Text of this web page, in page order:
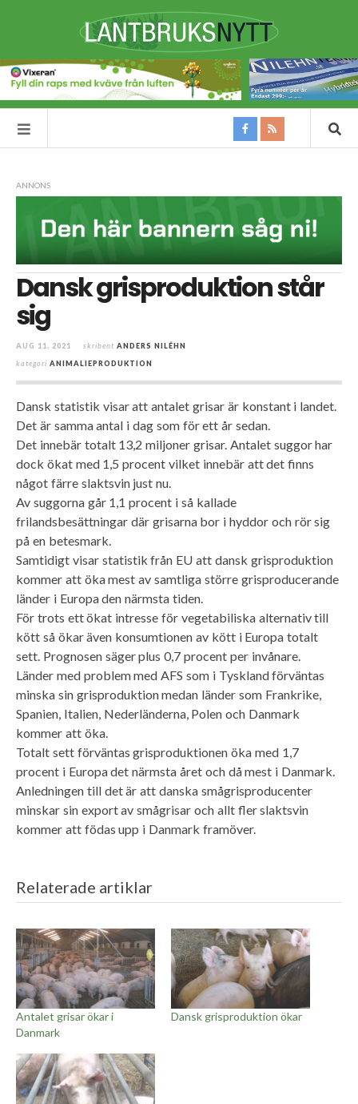
ANNONS
Dansk grisproduktion står
sig
AUG 11, 2021 skribent ANDERS NILÉHN
kategori ANIMALIEPRODUKTION
Dansk statistik visar att antalet grisar är konstant i landet.
Det är samma antal i dag som för ett år sedan.
Det innebär totalt 13,2 miljoner grisar. Antalet suggor har
dock ökat med 1,5 procent vilket innebär att det finns
något färre slaktsvin just nu.
Av suggorna går 1,1 procent i så kallade
frilandsbesättningar där grisarna bor i hyddor och rör sig
på en betesmark.
Samtidigt visar statistik från EU att dansk grisproduktion
kommer att öka mest av samtliga större grisproducerande
länder i Europa den närmsta tiden.
För trots ett ökat intresse för vegetabiliska alternativ till
kött så ökar även konsumtionen av kött i Europa totalt
sett. Prognosen säger plus 0,7 procent per invånare.
Länder med problem med AFS som i Tyskland förväntas
minska sin grisproduktion medan länder som Frankrike,
Spanien, Italien, Nederländerna, Polen och Danmark
kommer att öka.
Totalt sett förväntas grisproduktionen öka med 1,7
procent i Europa det närmsta året och då mest i Danmark.
Anledningen till det är att danska smågrisproducenter
minskar sin export av smågrisar och allt fler slaktsvin
kommer att födas upp i Danmark framöver.
Relaterade artiklar
Antalet grisar ökar i
Danmark
Dansk grisproduktion ökar